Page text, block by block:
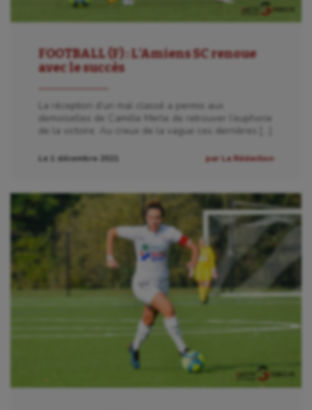
FOOTBALL (F) : L’Amiens SC renoue
avec le succès
La réception d’un mal classé a permis aux
demoiselles de Camille Merle de retrouver l’euphorie
de la victoire. Au creux de la vague ces dernières […]
Le 1 décembre 2021 par La Rédaction